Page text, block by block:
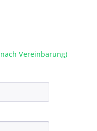
Vereinbarung)